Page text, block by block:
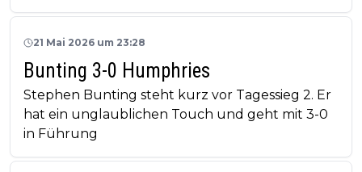
21 Mai 2026 um 23:28
Bunting 3-0 Humphries
Stephen Bunting steht kurz vor Tagessieg 2. Er
hat ein unglaublichen Touch und geht mit 3-0
in Führung